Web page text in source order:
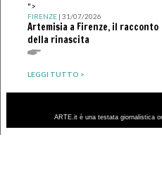
">
FIRENZE| 31/07/2026
Artemisia a Firenze, il racconto
della rinascita
LEGGI TUTTO >
ARTE.it è una testata giornalistica